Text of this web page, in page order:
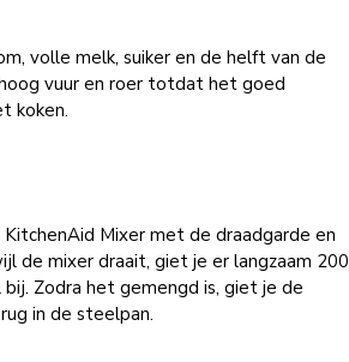
volle melk, suiker en de helft van de
vuur en roer totdat het goed
koken.
Mixer met de draadgarde en
de mixer draait, giet je er langzaam 200
Zodra het gemengd is, giet je de
in de steelpan.